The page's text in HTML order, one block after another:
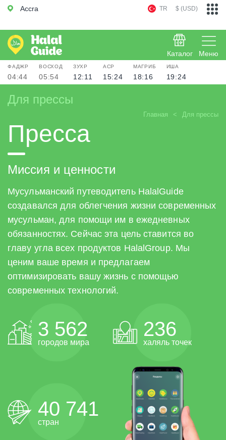
Accra TR $ (USD)
Меню
Каталог
ФАДЖР
04:44
ВОСХОД
05:54
ЗУХР
12:11
АСР
15:24
МАГРИБ
18:16
ИША
19:24
Для прессы
Главная Для прессы
Пресса
Миссия и ценности
Мусульманский путеводитель HalalGuide
создавался для облегчения жизни современных
мусульман, для помощи им в ежедневных
обязанностях. Сейчас эта цель ставится во
главу угла всех продуктов HalalGroup. Мы
ценим ваше время и предлагаем
оптимизировать вашу жизнь с помощью
современных технологий.
3 562
городов мира
236
халяль точек
40 741
стран